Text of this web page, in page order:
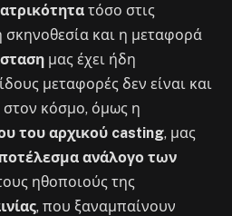
τόσο στις
σκηνοθεσία και η μεταφορά
μας έχει ήδη
μεταφορές δεν είναι και
κόσμο, όμως η
του αρχικού casting, μας
ανάλογο των
ηθοποιούς της
, που ξαναμπαίνουν